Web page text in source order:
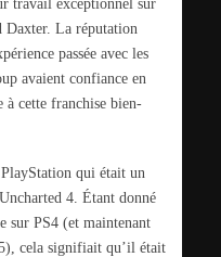
Daxter. La réputation
passée avec les
avaient confiance en
cette franchise bien-
qui était un
4. Étant donné
sur PS4 (et maintenant
cela signifiait qu’il était